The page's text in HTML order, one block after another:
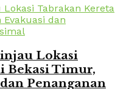
Lokasi
Bekasi Timur,
Penanganan